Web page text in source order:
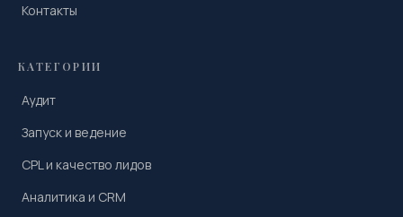
Контакты
КАТЕГОРИИ
Аудит
Запуск и ведение
CPL и качество лидов
Аналитика и CRM